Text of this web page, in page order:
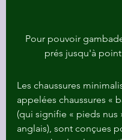
Pour pouvoir
prés jusqu'à
Les chaussures
appelées chaussures «
(qui signifie « pieds nus
anglais), sont conçues